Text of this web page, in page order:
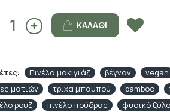
ΚΑΛΆΘΙ
Πινέλα μακιγιάζ βέγναν vegan
ματιών
τρίχα μπαμπού bamboo
ρουζ
πινέλο πούδρας φυσικό ξύλο